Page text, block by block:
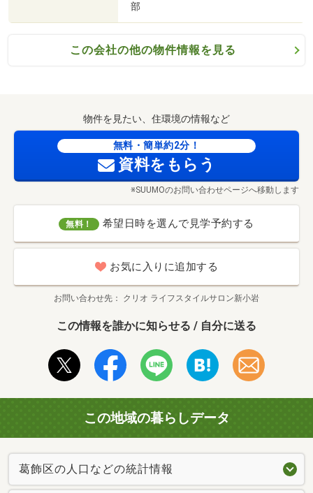
部
この会社の他の物件情報を見る
物件を見たい、住環境の情報など
無料・簡単約2分！
資料をもらう
※SUUMOのお問い合わせページへ移動します
無料！ 希望日時を選んで見学予約する
お気に入りに追加する
お問い合わせ先 クリオ ライフスタイルサロン新小岩
この情報を誰かに知らせる / 自分に送る
この地域の暮らしデータ
葛飾区の人口などの統計情報